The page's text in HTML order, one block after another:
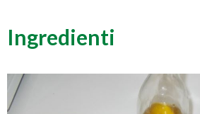
Ingredienti